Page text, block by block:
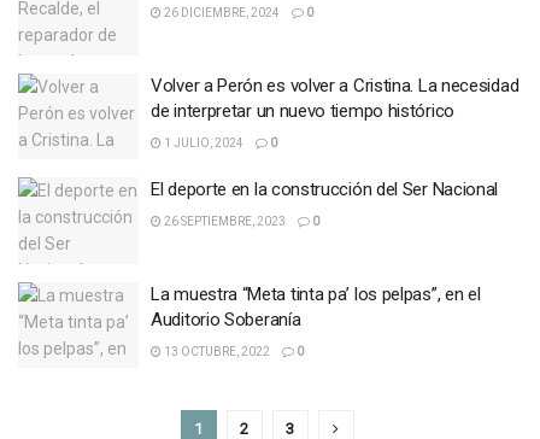
26 DICIEMBRE, 2024 0
Volver a Perón es volver a Cristina. La necesidad
de interpretar un nuevo tiempo histórico
1 JULIO, 2024 0
El deporte en la construcción del Ser Nacional
26 SEPTIEMBRE, 2023 0
La muestra “Meta tinta pa’ los pelpas”, en el
Auditorio Soberanía
13 OCTUBRE, 2022 0
1 2 3